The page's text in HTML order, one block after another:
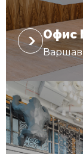
Офис